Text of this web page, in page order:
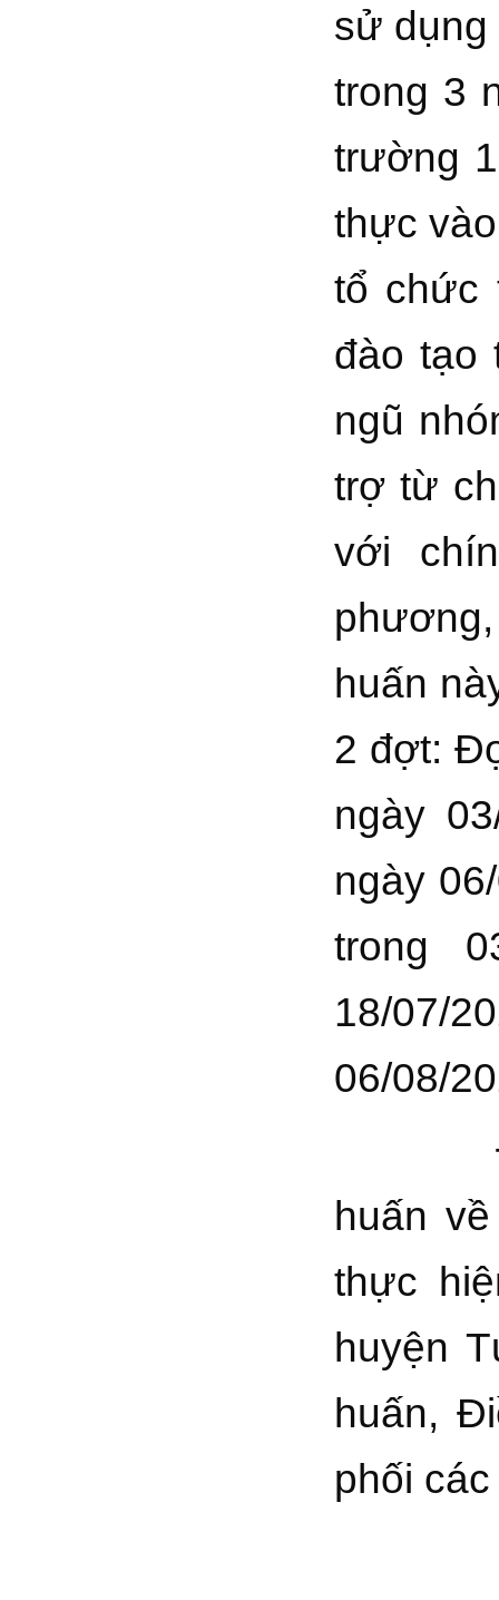
sử dụng
trong 3
trường
thực
tổ chức
đào tạo
ngũ
trợ từ
với
huấn
2 đợt:
ngày
ngày
trong
18/07/
06/08/
Để tổ
huấn
thực
huyện
huấn,
phối